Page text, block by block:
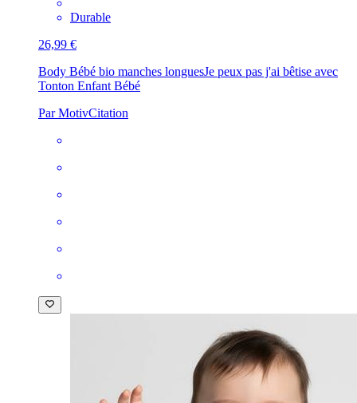
Durable
26,99 €
Body Bébé bio manches longuesJe peux pas j'ai bêtise avec
Tonton Enfant Bébé
Par MotivCitation